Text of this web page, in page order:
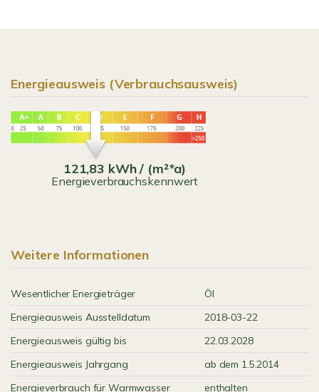
Energieausweis (Verbrauchsausweis)
121,83 kWh / (m²*a)
Energieverbrauchskennwert
Weitere Informationen
Wesentlicher Energieträger
Öl
Energieausweis Ausstelldatum
2018-03-22
Energieausweis gültig bis
22.03.2028
Energieausweis Jahrgang
ab dem 1.5.2014
Energieverbrauch für Warmwasser
enthalten